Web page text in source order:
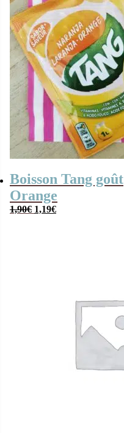
Boisson Tang goût
Orange
1,90€ Le
1,19€Le